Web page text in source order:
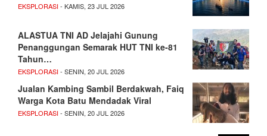
EKSPLORASI- KAMIS, 23 JUL 2026
ALASTUA TNI AD Jelajahi Gunung
Penanggungan Semarak HUT TNI ke-81
Tahun…
EKSPLORASI- SENIN, 20 JUL 2026
Jualan Kambing Sambil Berdakwah, Faiq
Warga Kota Batu Mendadak Viral
EKSPLORASI- SENIN, 20 JUL 2026